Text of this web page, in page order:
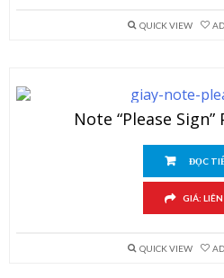
QUICK VIEW
Note “Please
ĐỌC
GIÁ:
QUICK VIEW